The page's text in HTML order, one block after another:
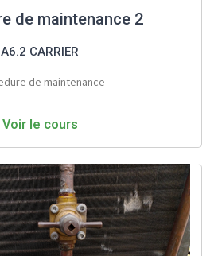
de maintenance 2
A6.2 CARRIER
de maintenance
Voir le cours